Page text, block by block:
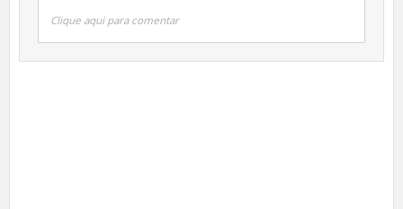
Clique aqui para comentar